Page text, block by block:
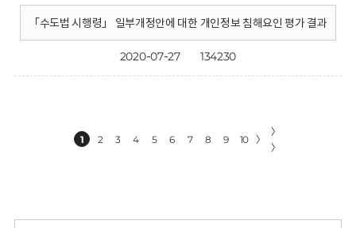
「수도법 시행령」 일부개정안에 대한 개인정보 침해요인 평가 결과
2020-07-27 134230
1 2 3 4 5 6 7 8 9 10 〉
〉
〉